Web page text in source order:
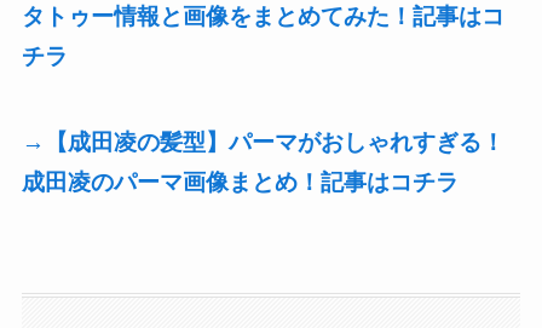
タトゥー情報と画像をまとめてみた！記事はコ
チラ
→【成田凌の髪型】パーマがおしゃれすぎる！
成田凌のパーマ画像まとめ！記事はコチラ